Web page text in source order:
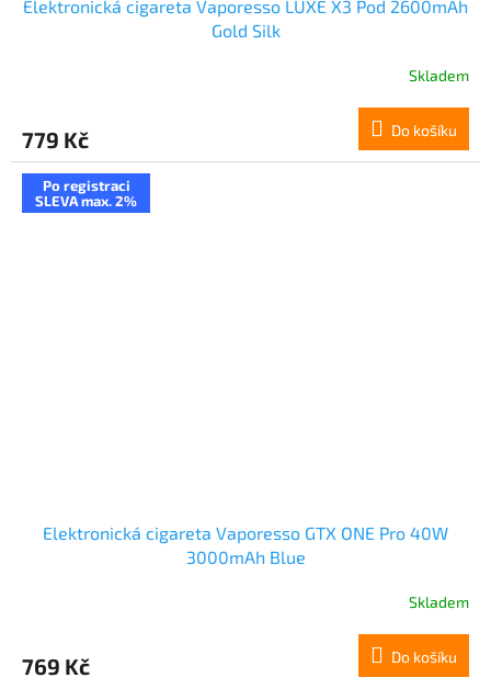
Elektronická cigareta Vaporesso LUXE X3 Pod 2600mAh
Gold Silk
Skladem
779 Kč Do košíku
Po registraci
SLEVA max. 2%
Elektronická cigareta Vaporesso GTX ONE Pro 40W
3000mAh Blue
Skladem
769 Kč Do košíku